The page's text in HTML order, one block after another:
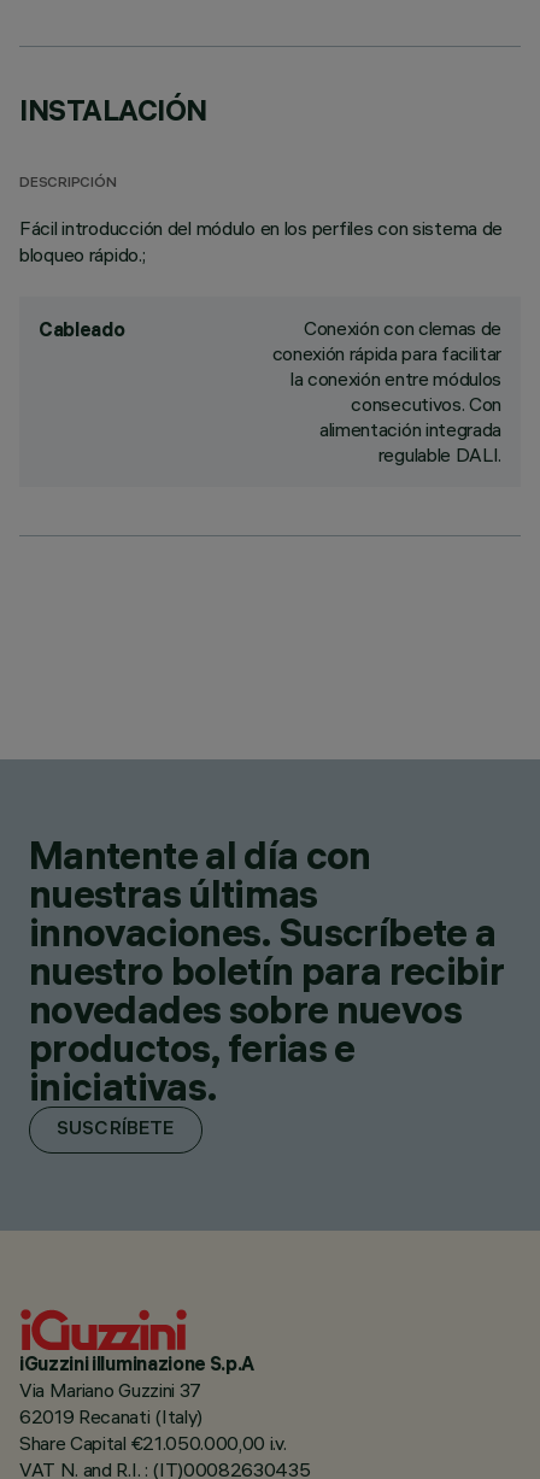
INSTALACIÓN
DESCRIPCIÓN
Fácil introducción del módulo en los perfiles con sistema de
bloqueo rápido.;
Cableado
Conexión con clemas de
conexión rápida para facilitar
la conexión entre módulos
consecutivos. Con
alimentación integrada
regulable DALI.
Mantente al día con
nuestras últimas
innovaciones. Suscríbete a
nuestro boletín para recibir
novedades sobre nuevos
productos, ferias e
iniciativas.
SUSCRÍBETE
iGuzzini illuminazione S.p.A
Via Mariano Guzzini 37
62019 Recanati (Italy)
Share Capital €21.050.000,00 i.v.
VAT N. and R.I. : (IT)00082630435